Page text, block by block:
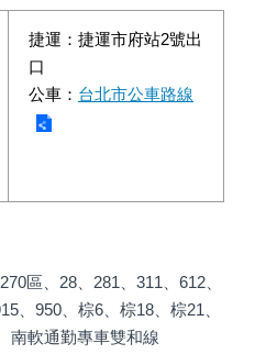
捷運： 捷運市府站2號出
口
公車： 台北市公車路線
區、28、281、311、612、
、950、棕6、棕18、棕21、
南軟通勤專車雙和線